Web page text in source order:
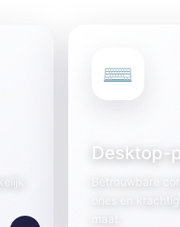
⌨
Desktop-
ones en